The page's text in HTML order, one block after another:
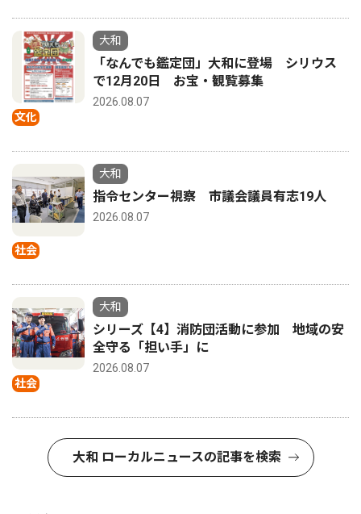
文化
大和
「なんでも鑑定団」大和に登場 シリウス
で12月20日 お宝・観覧募集
2026.08.07
社会
大和
指令センター視察 市議会議員有志19人
2026.08.07
社会
大和
シリーズ【4】消防団活動に参加 地域の安
全守る「担い手」に
2026.08.07
大和 ローカルニュースの記事を検索